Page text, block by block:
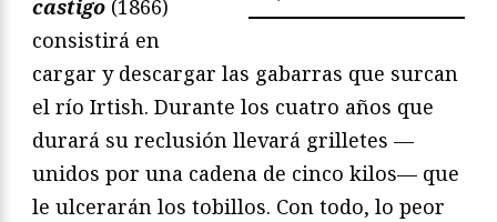
castigo (1866)
consistirá en
cargar y descargar las gabarras que surcan
el río Irtish. Durante los cuatro años que
durará su reclusión llevará grilletes —
unidos por una cadena de cinco kilos— que
le ulcerarán los tobillos. Con todo, lo peor